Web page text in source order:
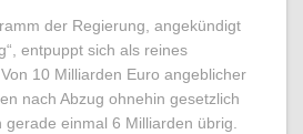
der Regierung, angekündigt
entpuppt sich als reines
10 Milliarden Euro angeblicher
nach Abzug ohnehin gesetzlich
einmal 6 Milliarden übrig.